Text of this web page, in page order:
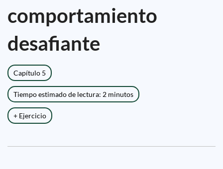
comportamiento
desafiante
Capítulo 5
Tiempo estimado de lectura: 2 minutos
+ Ejercicio